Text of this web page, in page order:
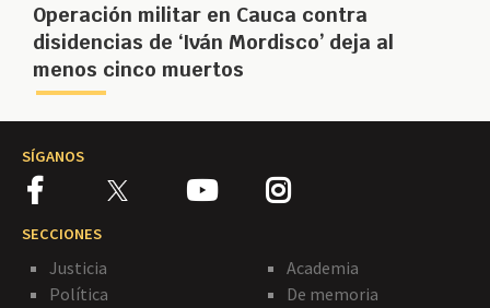
Operación militar en Cauca contra
disidencias de ‘Iván Mordisco’ deja al
menos cinco muertos
SÍGANOS
SECCIONES
Justicia
Política
Academia
De memoria